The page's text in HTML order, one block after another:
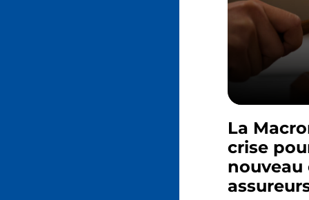
La
crise
nouveau